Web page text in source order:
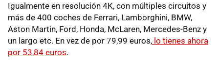
Igualmente en resolución 4K, con múltiples circuitos y
más de 400 coches de Ferrari, Lamborghini, BMW,
Aston Martin, Ford, Honda, McLaren, Mercedes-Benz y
un largo etc. En vez de por 79,99 euros, lo tienes ahora
por 53,84 euros.